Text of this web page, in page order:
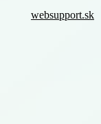
websupport.sk